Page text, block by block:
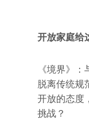
开放家庭给
《境界》
脱离传统规
开放的态度
挑战？